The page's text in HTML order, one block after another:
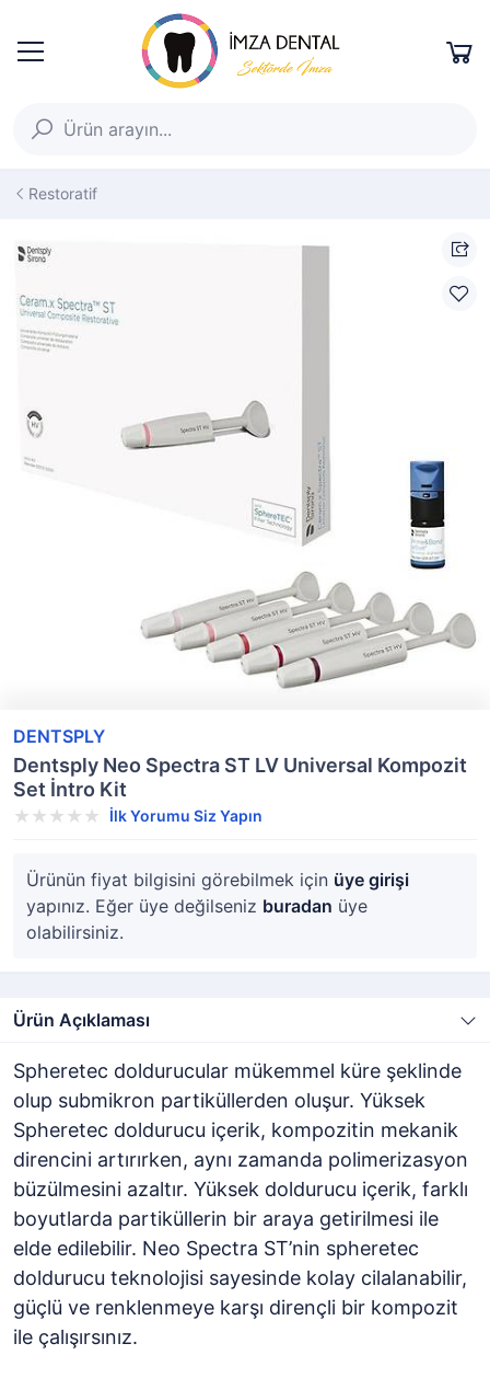
Restoratif
DENTSPLY
Dentsply Neo Spectra ST LV Universal Kompozit
Set İntro Kit
İlk Yorumu Siz Yapın
Ürünün fiyat bilgisini görebilmek için üye girişi
yapınız. Eğer üye değilseniz buradan üye
olabilirsiniz.
Ürün Açıklaması
Spheretec doldurucular mükemmel küre şeklinde
olup submikron partiküllerden oluşur. Yüksek
Spheretec doldurucu içerik, kompozitin mekanik
direncini artırırken, aynı zamanda polimerizasyon
büzülmesini azaltır. Yüksek doldurucu içerik, farklı
boyutlarda partiküllerin bir araya getirilmesi ile
elde edilebilir. Neo Spectra ST’nin spheretec
doldurucu teknolojisi sayesinde kolay cilalanabilir,
güçlü ve renklenmeye karşı dirençli bir kompozit
ile çalışırsınız.